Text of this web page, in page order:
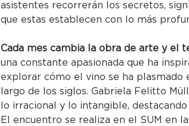
asistentes recorrerán los secretos,
que estas establecen con lo más
Cada mes cambia la obra de arte y el
una constante apasionada que ha
explorar cómo el vino se ha plasmado
largo de los siglos. Gabriela Felitto
lo irracional y lo intangible,
El encuentro se realiza en el SUM en